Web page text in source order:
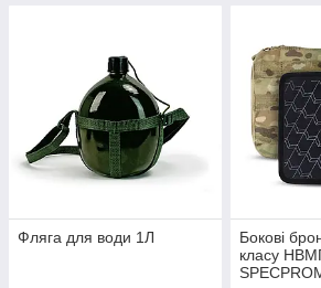
Фляга для води 1Л
Бокові
класу